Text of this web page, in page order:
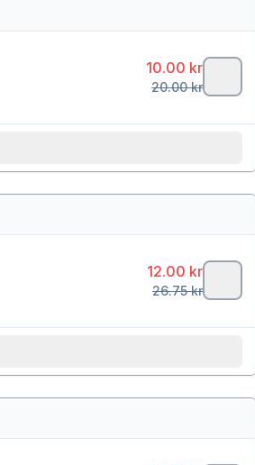
10.00 kr
20.00kr
12.00 kr
26.75kr